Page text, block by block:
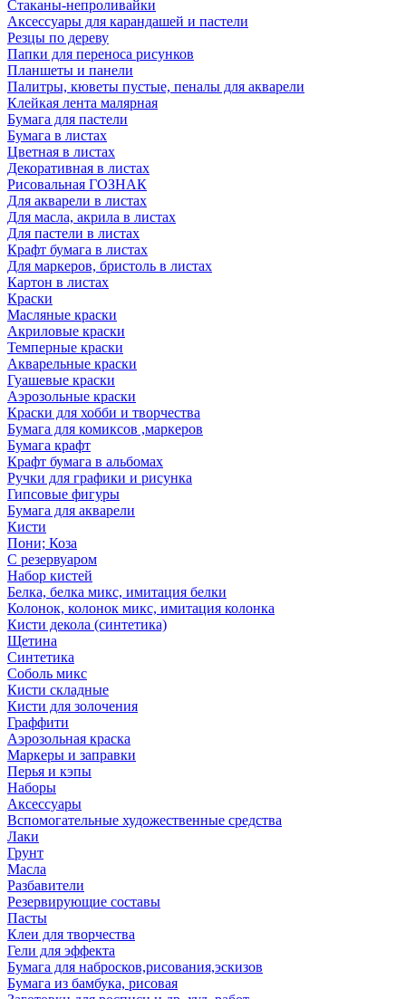
Стаканы-непроливайки
Аксессуары для карандашей и пастели
Резцы по дереву
Папки для переноса рисунков
Планшеты и панели
Палитры, кюветы пустые, пеналы для акварели
Клейкая лента малярная
Бумага для пастели
Бумага в листах
Цветная в листах
Декоративная в листах
Рисовальная ГОЗНАК
Для акварели в листах
Для масла, акрила в листах
Для пастели в листах
Крафт бумага в листах
Для маркеров, бристоль в листах
Картон в листах
Краски
Масляные краски
Акриловые краски
Темперные краски
Акварельные краски
Гуашевые краски
Аэрозольные краски
Краски для хобби и творчества
Бумага для комиксов ,маркеров
Бумага крафт
Крафт бумага в альбомах
Ручки для графики и рисунка
Гипсовые фигуры
Бумага для акварели
Кисти
Пони; Коза
С резервуаром
Набор кистей
Белка, белка микс, имитация белки
Колонок, колонок микс, имитация колонка
Кисти декола (синтетика)
Щетина
Синтетика
Соболь микс
Кисти складные
Кисти для золочения
Граффити
Аэрозольная краска
Маркеры и заправки
Перья и кэпы
Наборы
Аксессуары
Вспомогательные художественные средства
Лаки
Грунт
Масла
Разбавители
Резервирующие составы
Пасты
Клеи для творчества
Гели для эффекта
Бумага для набросков,рисования,эскизов
Бумага из бамбука, рисовая